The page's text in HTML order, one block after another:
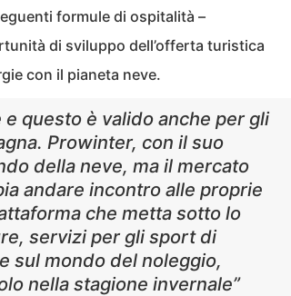
formule di ospitalità –
di sviluppo dell’offerta turistica
con il pianeta neve.
questo è valido anche per gli
Prowinter, con il suo
della neve, ma il mercato
andare incontro alle proprie
che metta sotto lo
servizi per gli sport di
sul mondo del noleggio,
nella stagione invernale”